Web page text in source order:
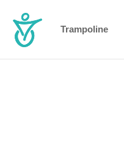
Trampoline